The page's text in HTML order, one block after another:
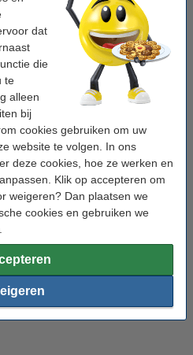
dat
die
te
alleen
bij
cookies gebruiken om uw
website te volgen. In ons
deze cookies, hoe ze werken en
Klik op accepteren om
weigeren? Dan plaatsen we
cookies en gebruiken we
aan printers van bekende
en HP. Vergelijk de
printerexperts
. U kan ons telefonisch
(0)9 39 64 137, of via e-mail
. Een printerexpert neemt dan zo
ook alles wat u nodig heeft voor
schrijfgerief en bureaustoelen tot
met
accu's